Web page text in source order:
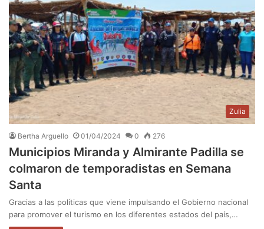
Zulia
Bertha Arguello 01/04/2024 0 276
Municipios Miranda y Almirante Padilla se
colmaron de temporadistas en Semana
Santa
Gracias a las políticas que viene impulsando el Gobierno nacional
para promover el turismo en los diferentes estados del país,…